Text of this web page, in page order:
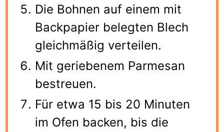
Die Bohnen auf einem mit
Backpapier belegten Blech
gleichmäßig verteilen.
Mit geriebenem Parmesan
bestreuen.
Für etwa 15 bis 20 Minuten
im Ofen backen, bis die